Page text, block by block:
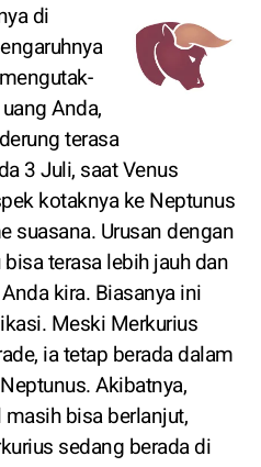
di
Anda,
terasa
3 Juli, saat Venus
kotaknya ke Neptunus
suasana. Urusan dengan
terasa lebih jauh dan
kira. Biasanya ini
Meski Merkurius
ia tetap berada dalam
Akibatnya,
bisa berlanjut,
sedang berada di